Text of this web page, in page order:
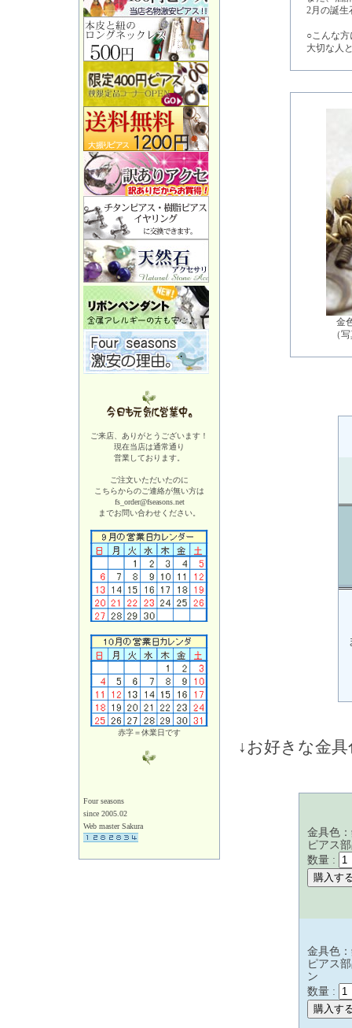
ご来店、ありがとうございます！
現在当店は通常通り
営業しております。
ご注文いただいたのに
こちらからのご連絡が無い方は
fs_order@fseasons.net
までお問い合わせください。
赤字＝休業日です
Four seasons
since 2005.02
Web master Sakura
2月の誕生
○こんな
大切な人
金
（
↓お好きな金
金具色
ピアス
数量 :
金具色
ピアス
ン
数量 :